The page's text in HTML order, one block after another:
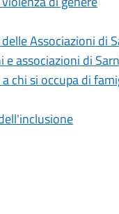
Associazioni di
associazioni di
chi si occupa di